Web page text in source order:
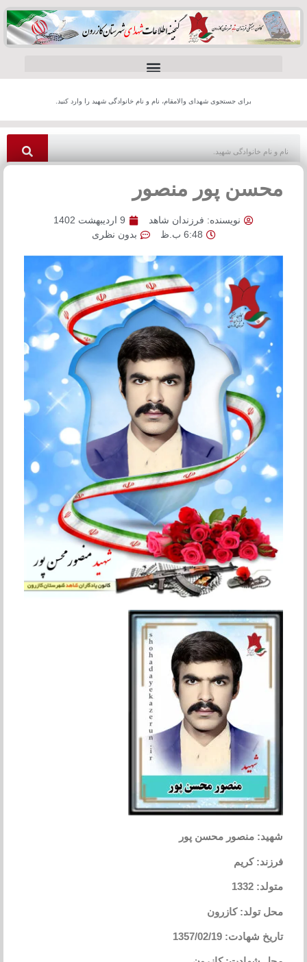
برای جستجوی شهدای والامقام، نام و نام خانوادگی شهید را وارد کنید.
محسن پور منصور
نویسنده: فرزندان شاهد
9 اردیبهشت 1402
6:48 ب.ظ
بدون نظری
شهید: منصور محسن پور
فرزند: کریم
متولد: 1332
محل تولد: کازرون
تاریخ شهادت: 1357/02/19